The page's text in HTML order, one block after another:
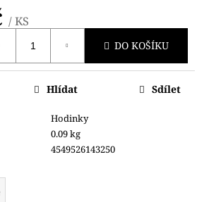
/ KS
DO KOŠÍKU
Hodinky
0.09 kg
4549526143250
Hlídat Sdílet